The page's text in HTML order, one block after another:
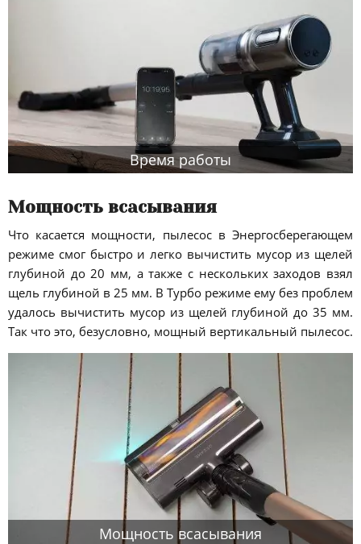
Время работы
Мощность всасывания
Что касается мощности, пылесос в Энергосберегающем
режиме смог быстро и легко вычистить мусор из щелей
глубиной до 20 мм, а также с нескольких заходов взял
щель глубиной в 25 мм. В Турбо режиме ему без проблем
удалось вычистить мусор из щелей глубиной до 35 мм.
Так что это, безусловно, мощный вертикальный пылесос.
Мощность всасывания